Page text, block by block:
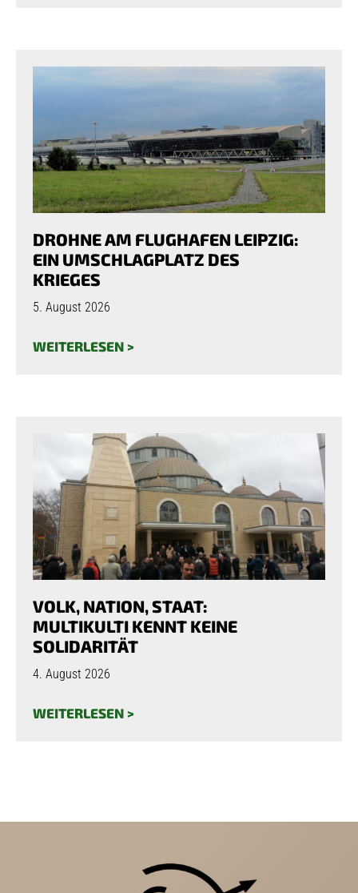
DROHNE AM FLUGHAFEN LEIPZIG:
EIN UMSCHLAGPLATZ DES
KRIEGES
5. August 2026
WEITERLESEN >
VOLK, NATION, STAAT:
MULTIKULTI KENNT KEINE
SOLIDARITÄT
4. August 2026
WEITERLESEN >